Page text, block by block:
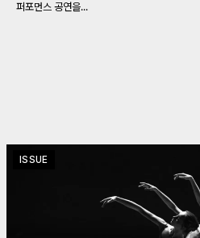
퍼포먼스 공연을...
ISSUE